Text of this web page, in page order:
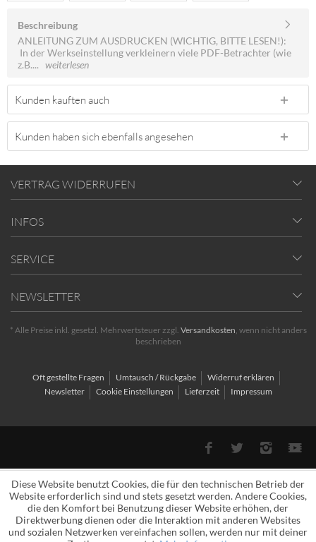
Beschreibung
ANLEITUNG ZUM AUSDRUCKEN (WICHTIG, BITTE LESEN!):
In der Werkseinstellung verkleinern viele PDF-Betrachter (wie
z.B.... weiterlesen
Kunden kauften auch
Kunden haben sich ebenfalls angesehen
VERTRAG WIDERRUFEN
INFOS
SERVICE
NEWSLETTER
* Alle Preise inkl. gesetzl. Mehrwertsteuer zzgl. Versandkosten, wenn nicht anders
beschrieben
Oft gestellte Fragen Umtausch / Rückgabe
Widerruf erklären
Newsletter
Cookie Einstellungen Lieferzeit Impressum
Diese Website benutzt Cookies, die für den technischen Betrieb der
Website erforderlich sind und stets gesetzt werden. Andere Cookies,
die den Komfort bei Benutzung dieser Website erhöhen, der
Direktwerbung dienen oder die Interaktion mit anderen Websites
und sozialen Netzwerken vereinfachen sollen, werden nur mit deiner